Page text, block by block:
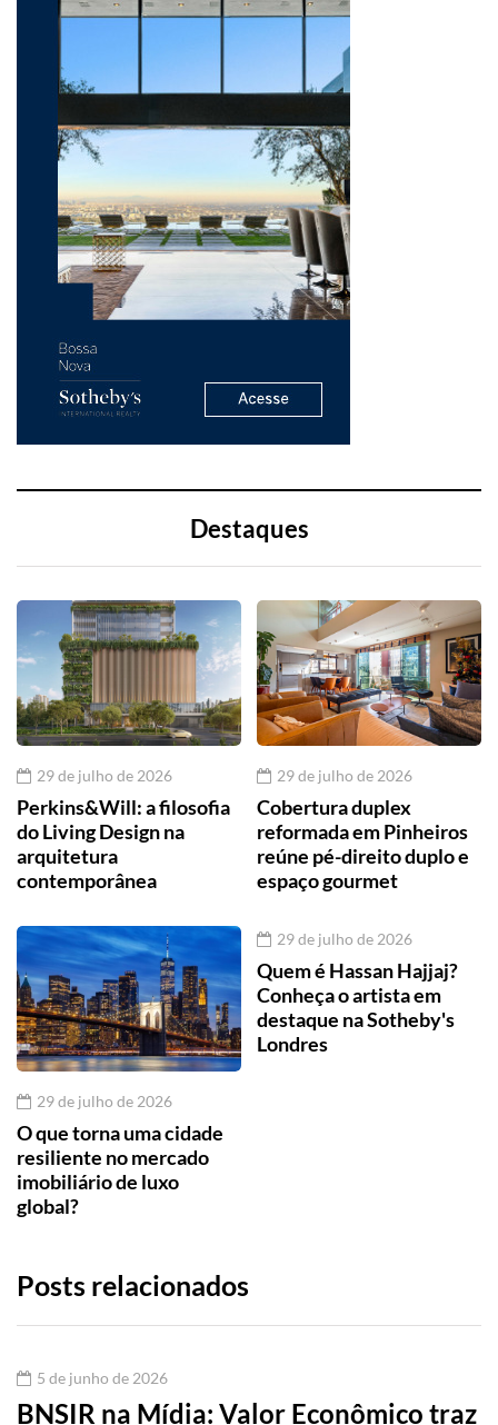
Destaques
29 de julho de 2026
Perkins&Will: a filosofia
do Living Design na
arquitetura
contemporânea
29 de julho de 2026
Cobertura duplex
reformada em Pinheiros
reúne pé-direito duplo e
espaço gourmet
29 de julho de 2026
O que torna uma cidade
resiliente no mercado
imobiliário de luxo
global?
29 de julho de 2026
Quem é Hassan Hajjaj?
Conheça o artista em
destaque na Sotheby's
Londres
Posts relacionados
5 de junho de 2026
BNSIR na Mídia: Valor Econômico traz